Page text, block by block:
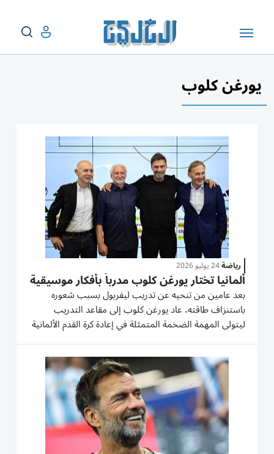
يورغن كلوب
رياضة24 يوليو 2026
ألمانيا تختار يورغن كلوب مدرباً بأفكار موسيقية
بعد عامين من تنحيه عن تدريب ليفربول بسبب شعوره
باستنزاف طاقته، عاد يورغن كلوب إلى مقاعد التدريب
ليتولى المهمة الضخمة المتمثلة في إعادة كرة القدم الألمانية
إلى أمجادها السابقة. فالمنتخب الألماني الأكثر تتويجاً
بالألقاب الكبرى على الصعيد الأوروبي،يعيش سلسلة من
الإخفاقات...